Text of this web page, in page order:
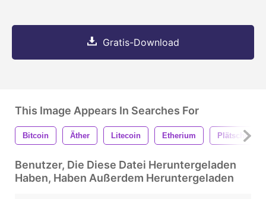
Gratis-Download
This Image Appears In Searches For
Bitcoin Äther Litecoin Etherium Plätschern
Benutzer, Die Diese Datei Heruntergeladen
Haben, Haben Außerdem Heruntergeladen